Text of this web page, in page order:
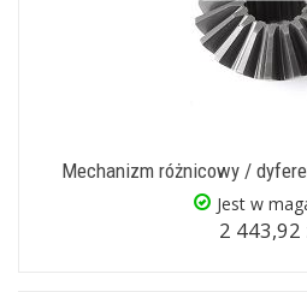
Mechanizm różnicowy /
Jest w
2 443,92